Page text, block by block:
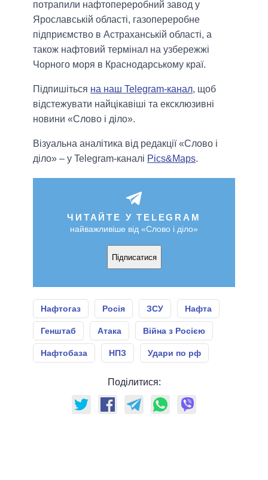
потрапили нафтопереробний завод у
Ярославській області, газопереробне
підприємство в Астраханській області, а
також нафтовий термінал на узбережжі
Чорного моря в Краснодарському краї.
Підпишіться на наш Telegram-канал, щоб
відстежувати найцікавіші та ексклюзивні
новини «Слово і діло».
Візуальна аналітика від редакції «Слово і
діло» – у Telegram-каналі Pics&Maps.
ЧИТАЙТЕ У TELEGRAM
найважливіше від «Слово і діло»
Підписатися
Нафтогаз Росія ЗСУ Нафта
Генштаб Атака Війна з Росією
Нафтобаза НПЗ Удари по рф
Поділитися: